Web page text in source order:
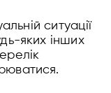
ситуації
яких інших